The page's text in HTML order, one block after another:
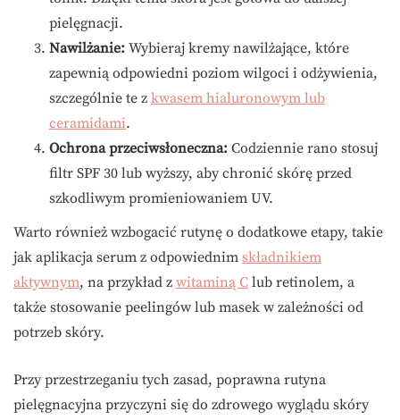
pielęgnacji.
Nawilżanie: Wybieraj kremy nawilżające, które
zapewnią odpowiedni poziom wilgoci i odżywienia,
szczególnie te z kwasem hialuronowym lub
ceramidami.
Ochrona przeciwsłoneczna: Codziennie rano stosuj
filtr SPF 30 lub wyższy, aby chronić skórę przed
szkodliwym promieniowaniem UV.
Warto również wzbogacić rutynę o dodatkowe etapy, takie
jak aplikacja serum z odpowiednim składnikiem
aktywnym, na przykład z witaminą C lub retinolem, a
także stosowanie peelingów lub masek w zależności od
potrzeb skóry.
Przy przestrzeganiu tych zasad, poprawna rutyna
pielęgnacyjna przyczyni się do zdrowego wyglądu skóry